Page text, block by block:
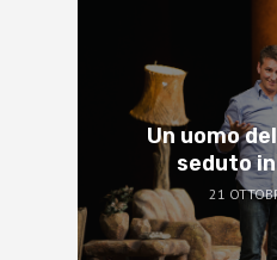
Un uomo
seduto
21